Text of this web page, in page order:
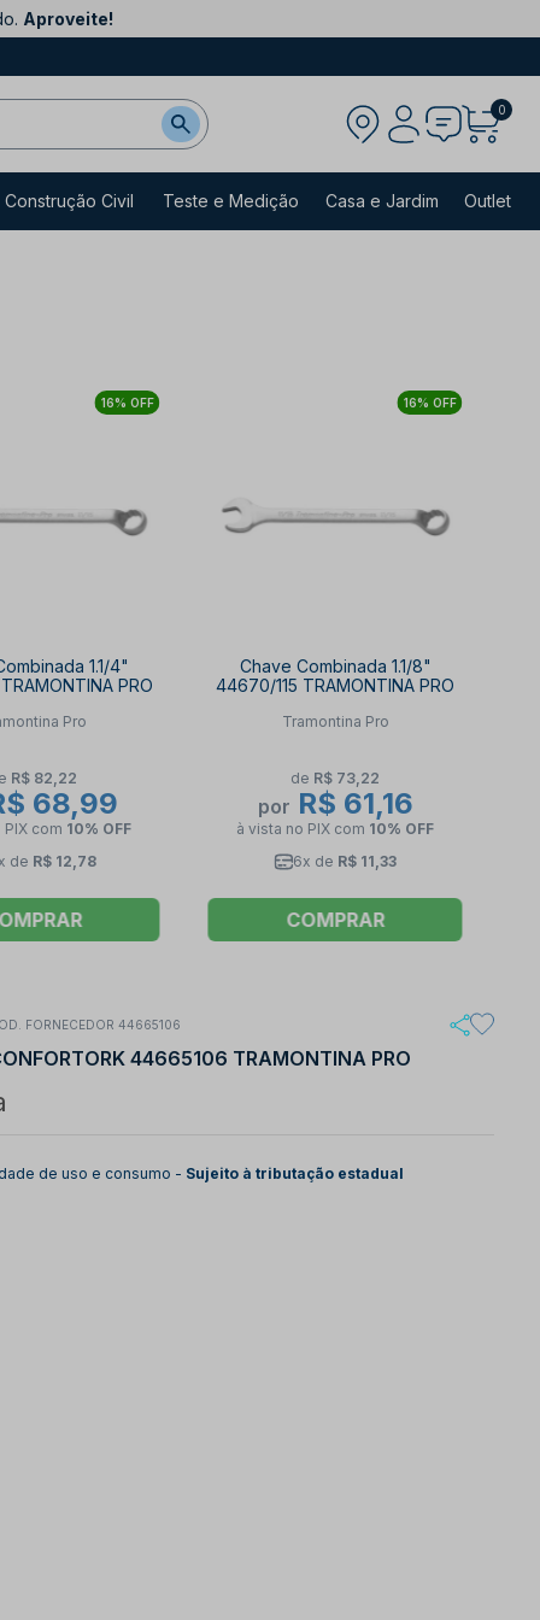
Aproveite!
0
Construção Civil Teste e Medição Casa e Jardim Outlet
16% OFF
1.1/4"
PRO
Pro
R$ 82,22
68,99
PIX com 10% OFF
de R$ 12,78
16% OFF
Chave Combinada 1.1/8"
44670/115 TRAMONTINA PRO
Tramontina Pro
de R$ 73,22
por R$ 61,16
à vista no PIX com 10% OFF
6x de R$ 11,33
COMPRAR
FORNECEDOR 44665106
44665106 TRAMONTINA PRO
de uso e consumo - Sujeito à tributação estadual